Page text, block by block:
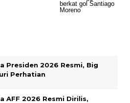
Presiden 2026 Resmi, Big
Perhatian
AFF 2026 Resmi Dirilis,